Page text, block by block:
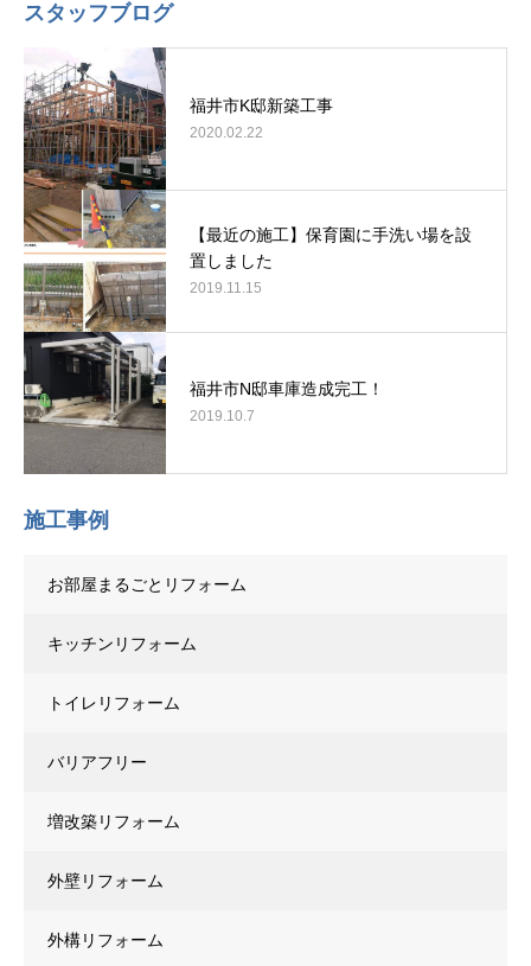
スタッフブログ
福井市K邸新築工事
2020.02.22
【最近の施工】保育園に手洗い場を設
置しました
2019.11.15
福井市N邸車庫造成完工！
2019.10.7
施工事例
お部屋まるごとリフォーム
キッチンリフォーム
トイレリフォーム
バリアフリー
増改築リフォーム
外壁リフォーム
外構リフォーム